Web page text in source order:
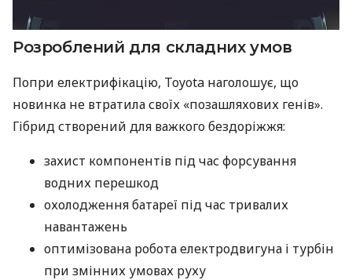
Розроблений для складних умов
Попри електрифікацію, Toyota наголошує, що
новинка не втратила своїх «позашляхових генів».
Гібрид створений для важкого бездоріжжя:
захист компонентів під час форсування
водних перешкод
охолодження батареї під час тривалих
навантажень
оптимізована робота електродвигуна і турбін
при змінних умовах руху